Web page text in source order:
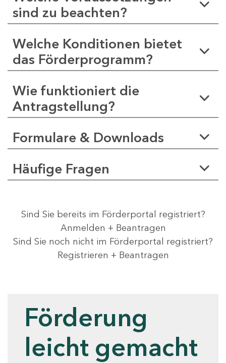
sind zu beachten?
Welche Konditionen bietet
das Förderprogramm?
Wie funktioniert die
Antragstellung?
Formulare & Downloads
Häufige Fragen
Sind Sie bereits im Förderportal registriert?
Anmelden + Beantragen
Sind Sie noch nicht im Förderportal registriert?
Registrieren + Beantragen
Förderung
leicht gemacht